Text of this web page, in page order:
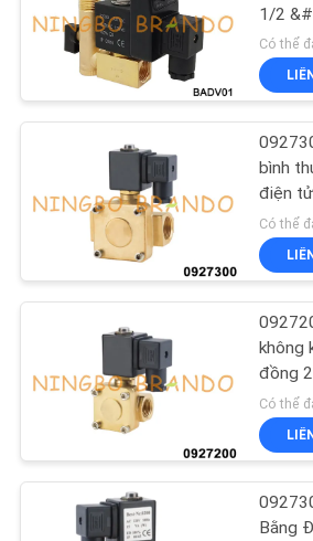
Khí nén Ống
Khí nén Air xi
1/2
Có thể
bình
điện
Có thể
không
đồng
Có thể
Bằng